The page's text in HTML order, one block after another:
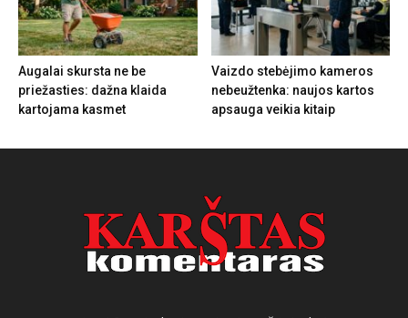
Augalai skursta ne be
priežasties: dažna klaida
kartojama kasmet
Vaizdo stebėjimo kameros
nebeužtenka: naujos kartos
apsauga veikia kitaip